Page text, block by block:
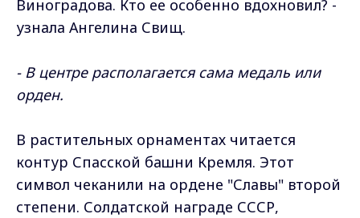
Виноградова. Кто ее особенно вдохновил? -
узнала Ангелина Свищ.
- В центре располагается сама медаль или
орден.
В растительных орнаментах читается
контур Спасской башни Кремля. Этот
символ чеканили на ордене "Славы" второй
степени. Солдатской награде СССР,